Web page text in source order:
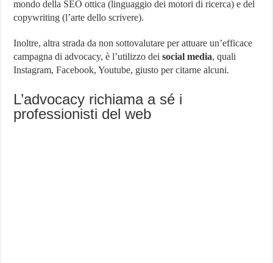
mondo della SEO ottica (linguaggio dei motori di ricerca) e del
copywriting (l’arte dello scrivere).
Inoltre, altra strada da non sottovalutare per attuare un’efficace
campagna di advocacy, è l’utilizzo deisocial media, quali
Instagram, Facebook, Youtube, giusto per citarne alcuni.
L’advocacy richiama a sé i
professionisti del web